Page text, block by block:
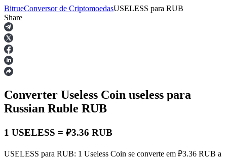
Futuros
Futuros de USDT
BitrueConversor de CriptomoedasUSELESS para RUB
Share
Converter Useless Coin useless para
Russian Ruble RUB
1 USELESS = ₽3.36 RUB
USELESS para RUB: 1 Useless Coin se converte em ₽3.36 RUB a